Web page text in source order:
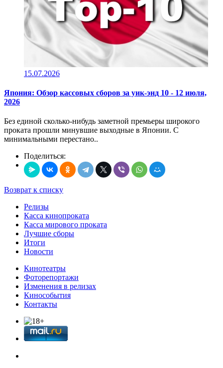
15.07.2026
Япония: Обзор кассовых сборов за уик-энд 10 - 12 июля,
2026
Без единой сколько-нибудь заметной премьеры широкого
проката прошли минувшие выходные в Японии. С
минимальными перестано..
Поделиться:
Возврат к списку
Релизы
Касса кинопроката
Касса мирового проката
Лучшие сборы
Итоги
Новости
Кинотеатры
Фоторепортажи
Изменения в релизах
Кинособытия
Контакты